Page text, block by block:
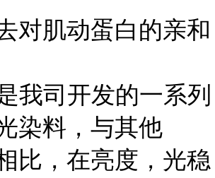
对肌动蛋白的亲和
我司开发的一系列
染料，与其他
比，在亮度，光稳